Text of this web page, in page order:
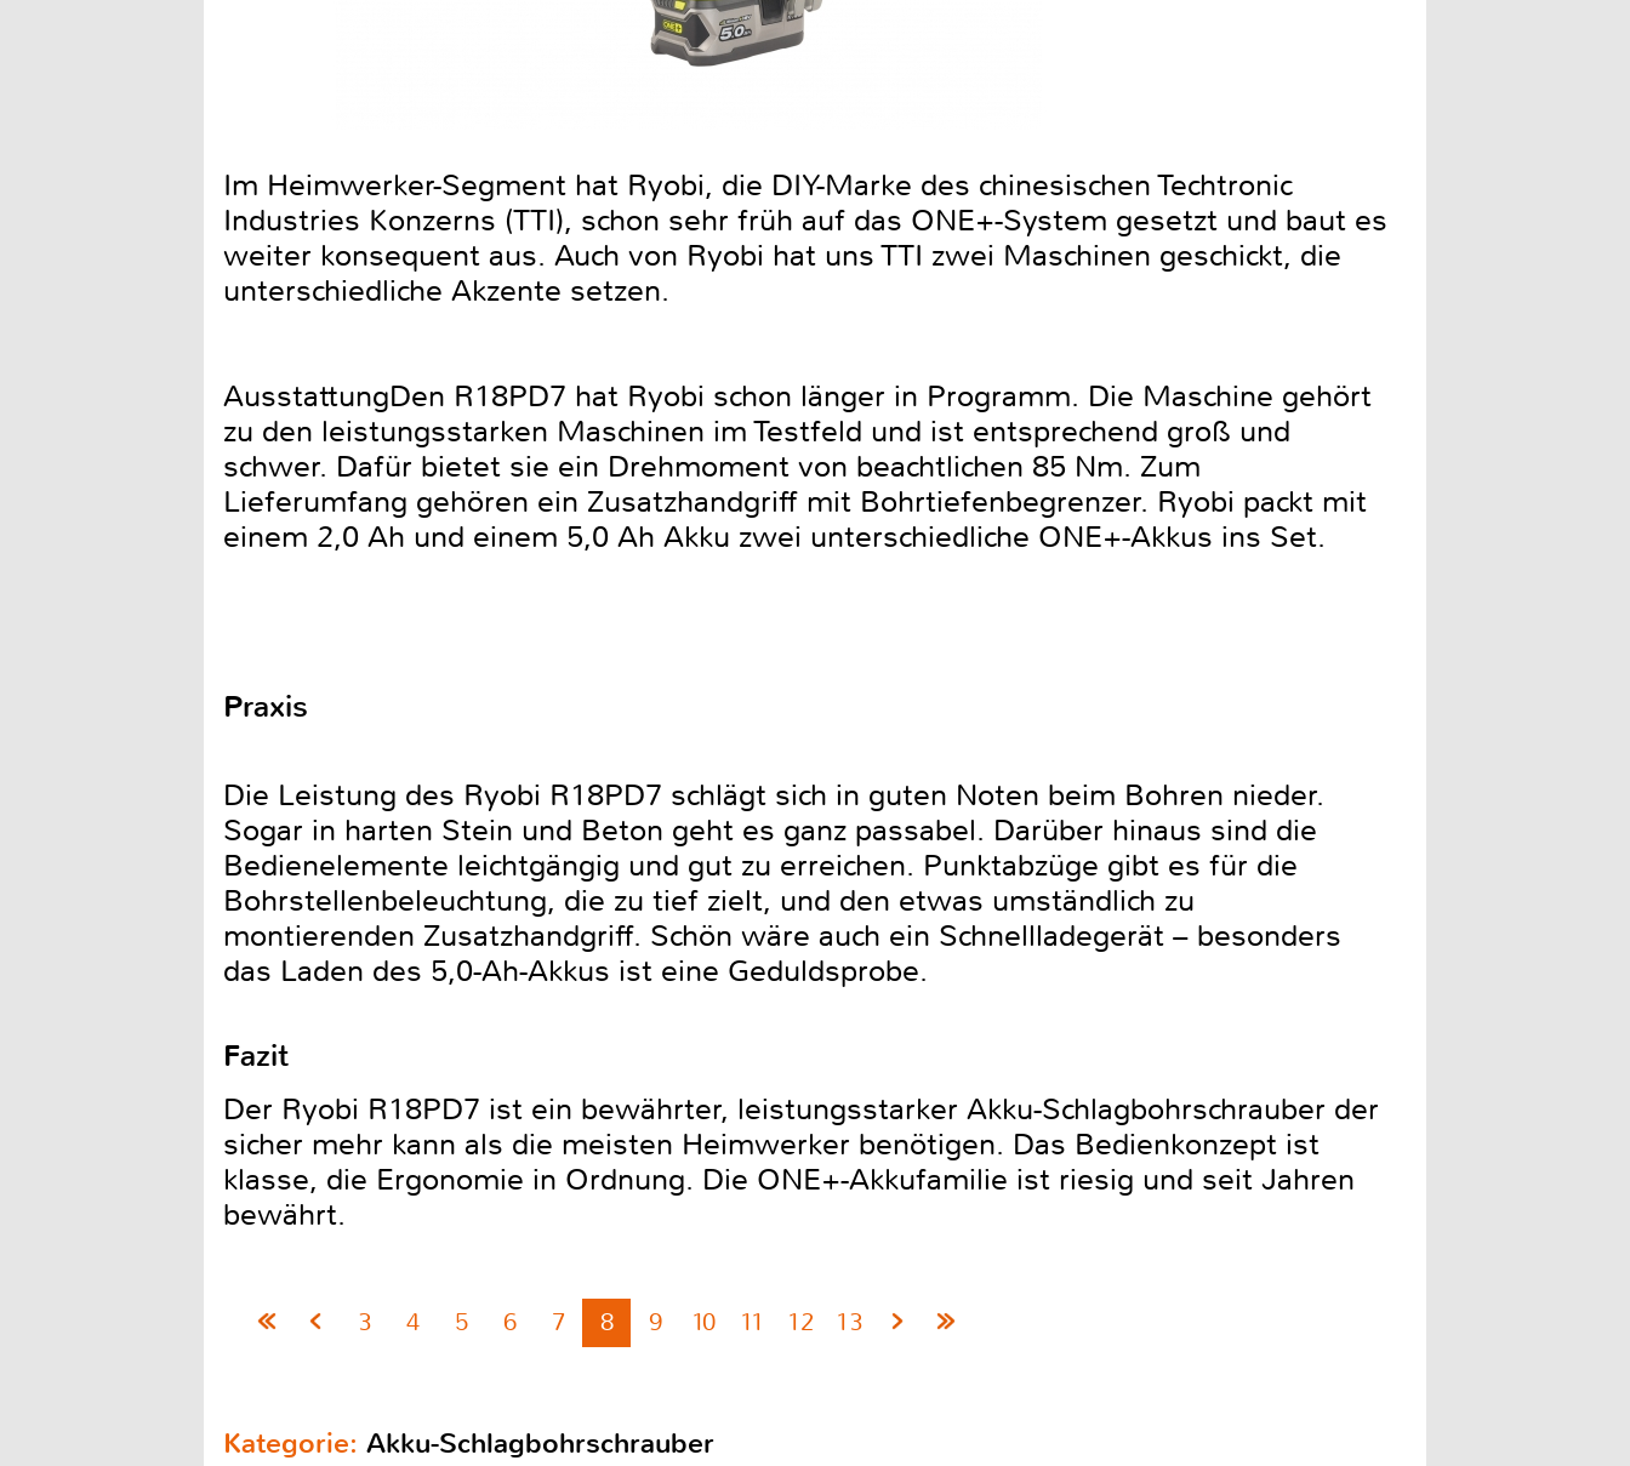
Im Heimwerker-Segment hat Ryobi, die DIY-Marke des chinesischen Techtronic
Industries Konzerns (TTI), schon sehr früh auf das ONE+-System gesetzt und baut es
weiter konsequent aus. Auch von Ryobi hat uns TTI zwei Maschinen geschickt, die
unterschiedliche Akzente setzen.
AusstattungDen R18PD7 hat Ryobi schon länger in Programm. Die Maschine gehört
zu den leistungsstarken Maschinen im Testfeld und ist entsprechend groß und
schwer. Dafür bietet sie ein Drehmoment von beachtlichen 85 Nm. Zum
Lieferumfang gehören ein Zusatzhandgriff mit Bohrtiefenbegrenzer. Ryobi packt mit
einem 2,0 Ah und einem 5,0 Ah Akku zwei unterschiedliche ONE+-Akkus ins Set.
Praxis
Die Leistung des Ryobi R18PD7 schlägt sich in guten Noten beim Bohren nieder.
Sogar in harten Stein und Beton geht es ganz passabel. Darüber hinaus sind die
Bedienelemente leichtgängig und gut zu erreichen. Punktabzüge gibt es für die
Bohrstellenbeleuchtung, die zu tief zielt, und den etwas umständlich zu
montierenden Zusatzhandgriff. Schön wäre auch ein Schnellladegerät – besonders
das Laden des 5,0-Ah-Akkus ist eine Geduldsprobe.
Fazit
Der Ryobi R18PD7 ist ein bewährter, leistungsstarker Akku-Schlagbohrschrauber der
sicher mehr kann als die meisten Heimwerker benötigen. Das Bedienkonzept ist
klasse, die Ergonomie in Ordnung. Die ONE+-Akkufamilie ist riesig und seit Jahren
bewährt.
3 4 5 6 7 8 9 10 11 12 13
Kategorie: Akku-Schlagbohrschrauber